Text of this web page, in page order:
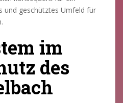
und geschütztes Umfeld für
im
des